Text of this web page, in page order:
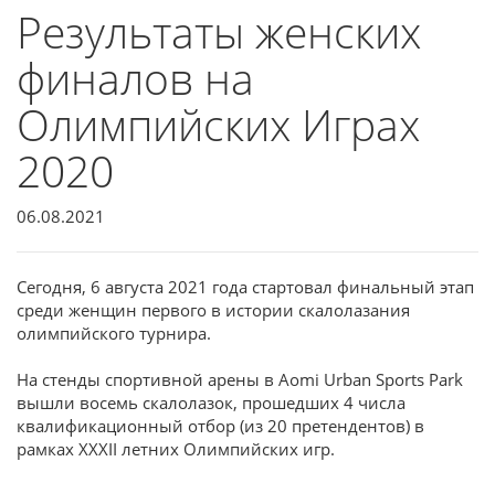
Результаты женских
финалов на
Олимпийских Играх
2020
06.08.2021
Сегодня, 6 августа 2021 года стартовал финальный этап
среди женщин первого в истории скалолазания
олимпийского турнира.
На стенды спортивной арены в Aomi Urban Sports Park
вышли восемь скалолазок, прошедших 4 числа
квалификационный отбор (из 20 претендентов) в
рамках XXXII летних Олимпийских игр.